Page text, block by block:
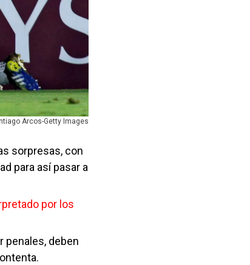
Arcos-Getty Images
sorpresas, con
para así pasar a
por los
penales, deben